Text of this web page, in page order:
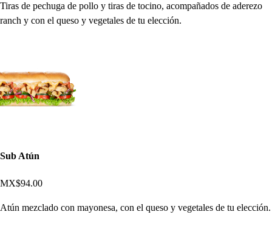
Tiras de pechuga de pollo y tiras de tocino, acompañados de aderezo
ranch y con el queso y vegetales de tu elección.
Sub Atún
MX$94.00
Atún mezclado con mayonesa, con el queso y vegetales de tu elección.